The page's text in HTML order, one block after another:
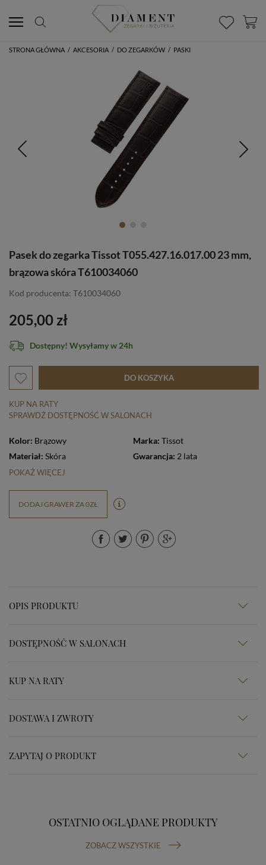
STRONA GŁÓWNA / AKCESORIA / DO ZEGARKÓW / PASKI
Pasek do zegarka Tissot T055.427.16.017.00 23 mm,
brązowa skóra T610034060
Kod producenta: T610034060
205,00 zł
Dostępny! Wysyłamy w 24h
DO KOSZYKA
KUP NA RATY
SPRAWDŹ DOSTĘPNOŚĆ W SALONACH
Kolor: Brązowy Marka: Tissot
Materiał: Skóra Gwarancja: 2 lata
POKAŻ WIĘCEJ
DODAJ GRAWER ZA 0ZŁ
OPIS PRODUKTU
DOSTĘPNOŚĆ W SALONACH
KUP NA RATY
DOSTAWA I ZWROTY
ZAPYTAJ O PRODUKT
OSTATNIO OGLĄDANE PRODUKTY
ZOBACZ WSZYSTKIE